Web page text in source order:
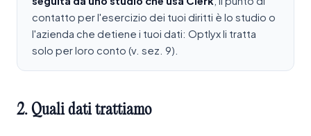
contatto per l'esercizio dei tuoi diritti è lo studio o
l'azienda che detiene i tuoi dati: Optlyx li tratta
solo per loro conto (v. sez. 9).
2.Qualidatitrattiamo